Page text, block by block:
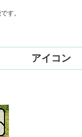
す。
アイコン